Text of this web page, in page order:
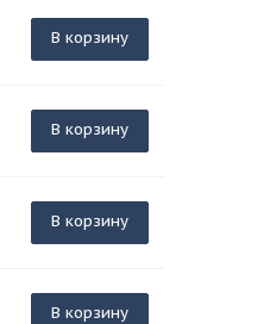
В корзину
В корзину
В корзину
В корзину